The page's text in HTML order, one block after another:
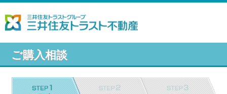
ご購入相談